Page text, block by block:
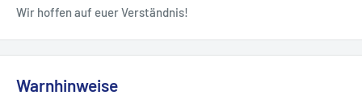
Wir hoffen auf euer Verständnis!
Warnhinweise